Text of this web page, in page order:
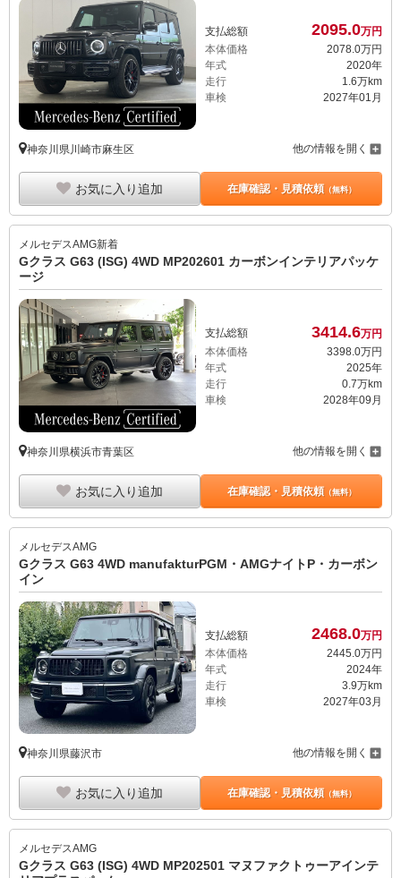
支払総額 2095.0万円
本体価格
2078.0万円
年式
2020年
走行
1.6万km
車検
2027年01月
神奈川県川崎市麻生区 他の情報を開く
お気に入り追加 在庫確認・見積依頼（無料）
メルセデスAMG新着
Gクラス G63 (ISG) 4WD MP202601 カーボンインテリアパッケ
ージ
支払総額 3414.6万円
本体価格
3398.0万円
年式
2025年
走行
0.7万km
車検
2028年09月
神奈川県横浜市青葉区 他の情報を開く
お気に入り追加 在庫確認・見積依頼（無料）
メルセデスAMG
Gクラス G63 4WD manufakturPGM・AMGナイトP・カーボン
イン
支払総額 2468.0万円
本体価格
2445.0万円
年式
2024年
走行
3.9万km
車検
2027年03月
神奈川県藤沢市 他の情報を開く
お気に入り追加 在庫確認・見積依頼（無料）
メルセデスAMG
Gクラス G63 (ISG) 4WD MP202501 マヌファクトゥーアインテ